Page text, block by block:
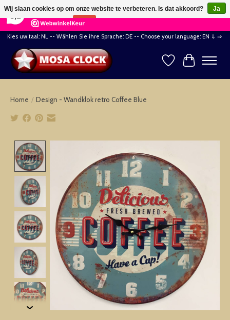
164 Reviews ×
Kies uw taal: NL -- Wählen Sie ihre Sprache: DE -- Choose your language: EN ⇓ ⇒
Verlanglijst
Home / Design - Wandklok retro Coffee Blue
Wij slaan cookies op om onze website te verbeteren. Is dat akkoord?
Ja
Nee